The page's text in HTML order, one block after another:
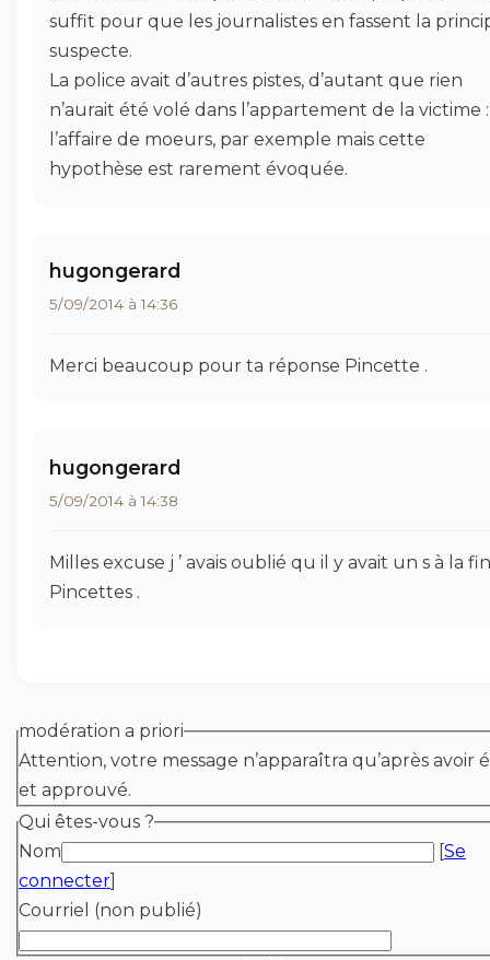
suffit pour que les journalistes en fassent la
suspecte.
La police avait d’autres pistes, d’autant que rien
n’aurait été volé dans l’appartement de la victime :
l’affaire de moeurs, par exemple mais cette
hypothèse est rarement évoquée.
hugongerard
5/09/2014 à 14:36
Merci beaucoup pour ta réponse Pincette .
hugongerard
5/09/2014 à 14:38
Milles excuse j ’ avais oublié qu il y avait un s à la
Pincettes .
modération a priori
Attention, votre message n’apparaîtra qu’après avoir
et approuvé.
Qui êtes-vous ?
Nom
[Se
connecter]
Courriel (non publié)